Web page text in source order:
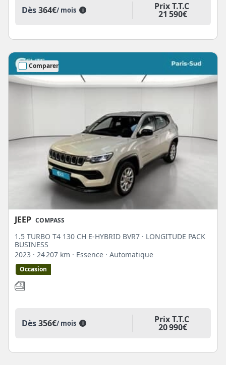
Dès364€/ mois i Prix T.T.C
21 590€
Comparer
JEEP COMPASS
1.5 TURBO T4 130 CH E-HYBRID BVR7 · LONGITUDE PACK
BUSINESS
2023 · 24 207 km · Essence · Automatique
Occasion
Dès356€/ mois i Prix T.T.C
20 990€